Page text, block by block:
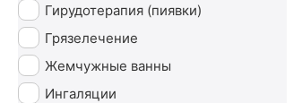
Гирудотерапия (пиявки)
Грязелечение
Жемчужные ванны
Ингаляции